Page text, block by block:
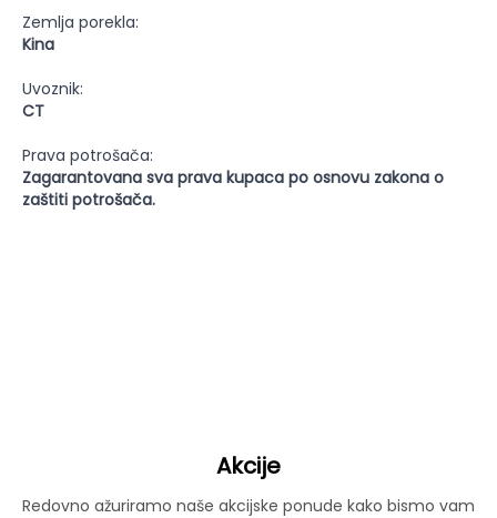
Zemlja porekla:
Kina
Uvoznik:
CT
Prava potrošača:
Zagarantovana sva prava kupaca po osnovu zakona o
zaštiti potrošača.
Akcije
Redovno ažuriramo naše akcijske ponude kako bismo vam